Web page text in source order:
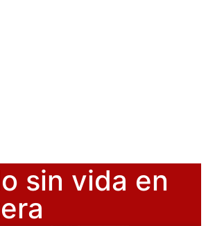
sin vida en